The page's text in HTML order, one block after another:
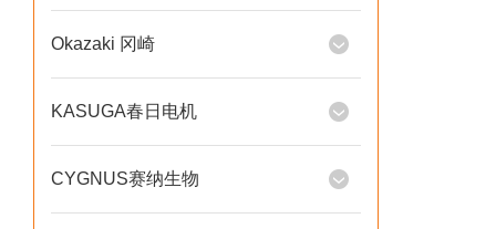
Okazaki 冈崎
KASUGA春日电机
CYGNUS赛纳生物